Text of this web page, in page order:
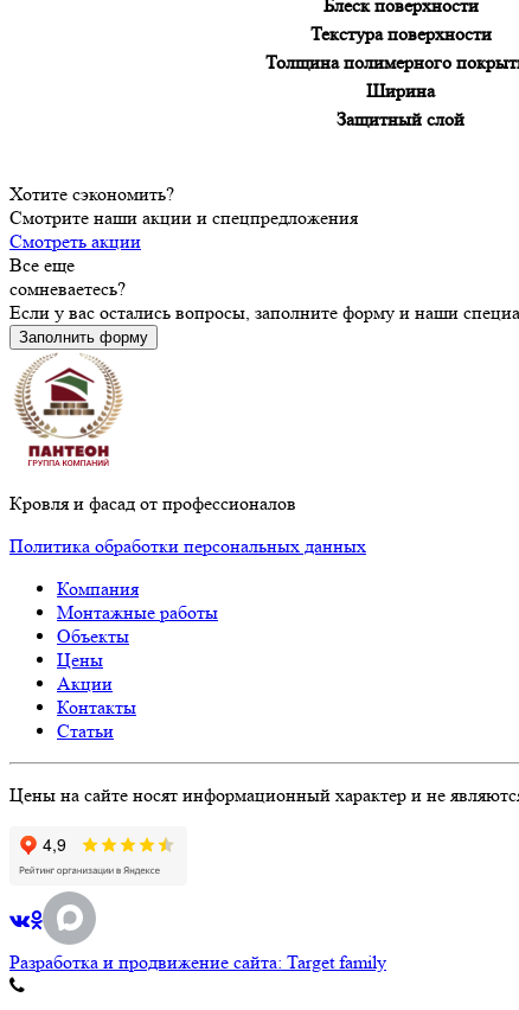
Блеск поверхности
Текстура поверхности
Толщина полимерного
Ширина
Защитный слой
Хотите сэкономить?
Смотрите наши акции и спецпредложения
Смотреть акции
Все еще
сомневаетесь?
Если у вас остались вопросы, заполните форму и наши
Заполнить форму
Кровля и фасад от профессионалов
Политика обработки персональных данных
Компания
Монтажные работы
Объекты
Цены
Акции
Контакты
Статьи
Цены на сайте носят информационный характер и не
Разработка и продвижение сайта: Target family